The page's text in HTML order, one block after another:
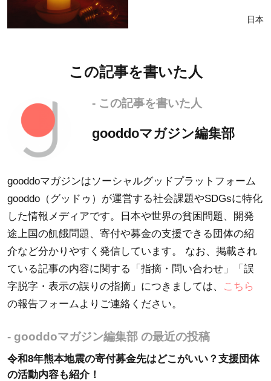
日本
この記事を書いた人
- この記事を書いた人
gooddoマガジン編集部
gooddoマガジンはソーシャルグッドプラットフォーム
gooddo（グッドゥ）が運営する社会課題やSDGsに特化
した情報メディアです。日本や世界の貧困問題、開発
途上国の飢餓問題、寄付や募金の支援できる団体の紹
介など分かりやすく発信しています。 なお、掲載され
ている記事の内容に関する「指摘・問い合わせ」「誤
字脱字・表示の誤りの指摘」につきましては、
こちら
の報告フォームよりご連絡ください。
- gooddoマガジン編集部 の最近の投稿
令和8年熊本地震の寄付募金先はどこがいい？支援団体
の活動内容も紹介！